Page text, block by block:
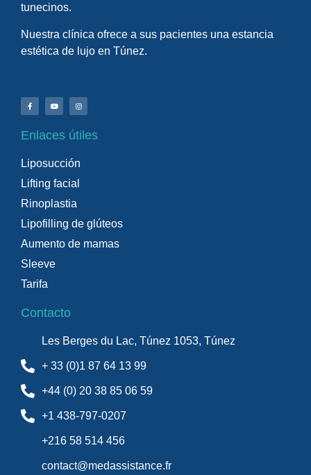
tunecinos.
Nuestra clínica ofrece a sus pacientes una estancia
estética de lujo en Túnez.
Enlaces útiles
Liposucción
Lifting facial
Rinoplastia
Lipofilling de glúteos
Aumento de mamas
Sleeve
Tarifa
Contacto
Les Berges du Lac, Túnez 1053, Túnez
+ 33 (0)1 87 64 13 99
+44 (0) 20 38 85 06 59
+1 438-797-0207
+216 58 514 456
contact@medassistance.fr